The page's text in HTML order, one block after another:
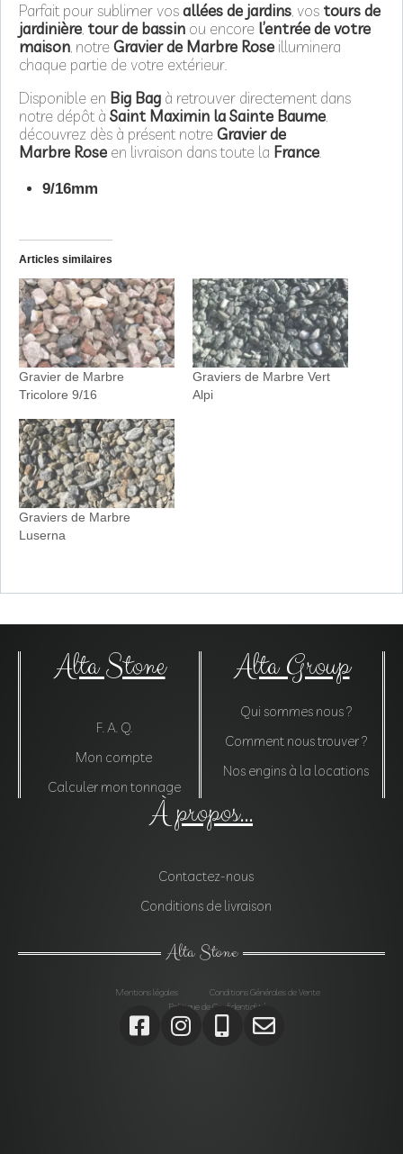
Parfait pour sublimer vosallées de jardins, vos tours de
jardinière, tour de bassin ou encore l’entrée de votre
maison, notreGravier de Marbre Rose illuminera
chaque partie de votre extérieur.
Disponible en Big Bag à retrouver directement dans
notre dépôt à Saint Maximin la Sainte Baume,
découvrez dès à présent notreGravier de
Marbre Rose en livraison dans toute la France.
9/16mm
Articles similaires
Gravier de Marbre
Tricolore 9/16
Graviers de Marbre Vert
Alpi
Graviers de Marbre
Luserna
Alta Stone
F. A. Q.
Mon compte
Calculer mon tonnage
Alta Group
Qui sommes nous ?
Comment nous trouver ?
Nos engins à la locations
À propos...
Contactez-nous
Conditions de livraison
Alta Stone
Mentions légales
Conditions Générales de Vente
Politique de Confidentialité